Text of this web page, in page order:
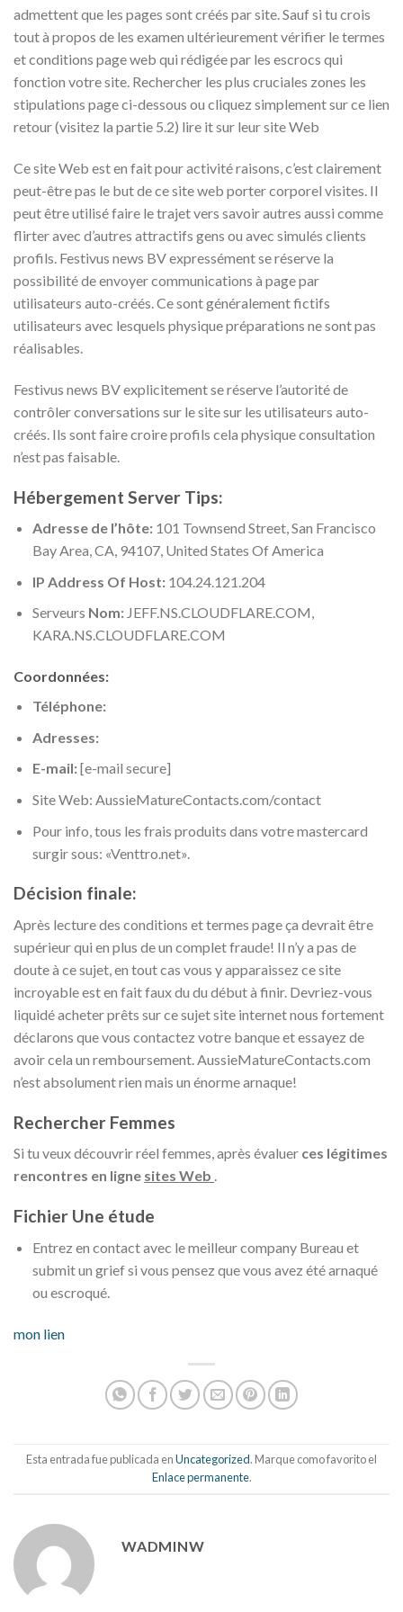
admettent que les pages sont créés par site. Sauf si tu crois
tout à propos de les examen ultérieurement vérifier le termes
et conditions page web qui rédigée par les escrocs qui
fonction votre site. Rechercher les plus cruciales zones les
stipulations page ci-dessous ou cliquez simplement sur ce lien
retour (visitez la partie 5.2) lire it sur leur site Web
Ce site Web est en fait pour activité raisons, c’est clairement
peut-être pas le but de ce site web porter corporel visites. Il
peut être utilisé faire le trajet vers savoir autres aussi comme
flirter avec d’autres attractifs gens ou avec simulés clients
profils. Festivus news BV expressément se réserve la
possibilité de envoyer communications à page par
utilisateurs auto-créés. Ce sont généralement fictifs
utilisateurs avec lesquels physique préparations ne sont pas
réalisables.
Festivus news BV explicitement se réserve l’autorité de
contrôler conversations sur le site sur les utilisateurs auto-
créés. Ils sont faire croire profils cela physique consultation
n’est pas faisable.
Hébergement Server Tips:
Adresse de l’hôte: 101 Townsend Street, San Francisco
Bay Area, CA, 94107, United States Of America
IP Address Of Host: 104.24.121.204
Serveurs Nom: JEFF.NS.CLOUDFLARE.COM,
KARA.NS.CLOUDFLARE.COM
Coordonnées:
Téléphone:
Adresses:
E-mail:[e-mail secure]
Site Web: AussieMatureContacts.com/contact
Pour info, tous les frais produits dans votre mastercard
surgir sous: «Venttro.net».
Décision finale:
Après lecture des conditions et termes page ça devrait être
supérieur qui en plus de un complet fraude! Il n’y a pas de
doute à ce sujet, en tout cas vous y apparaissez ce site
incroyable est en fait faux du du début à finir. Devriez-vous
liquidé acheter prêts sur ce sujet site internet nous fortement
déclarons que vous contactez votre banque et essayez de
avoir cela un remboursement. AussieMatureContacts.com
n’est absolument rien mais un énorme arnaque!
Rechercher Femmes
Si tu veux découvrir réel femmes, après évaluer ces légitimes
rencontres en ligne sites Web .
Fichier Une étude
Entrez en contact avec le meilleur company Bureau et
submit un grief si vous pensez que vous avez été arnaqué
ou escroqué.
mon lien
Esta entrada fue publicada enUncategorized. Marque como favorito el
Enlace permanente.
WADMINW